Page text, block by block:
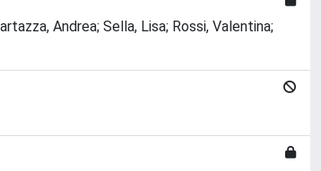
Andrea; Sella, Lisa; Rossi, Valentina;